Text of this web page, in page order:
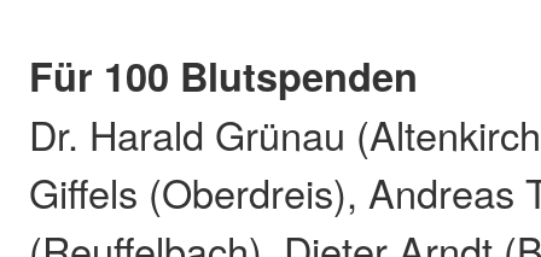
Für 100 Blutspenden
Dr. Harald Grünau
Giffels (Oberdreis), Andreas